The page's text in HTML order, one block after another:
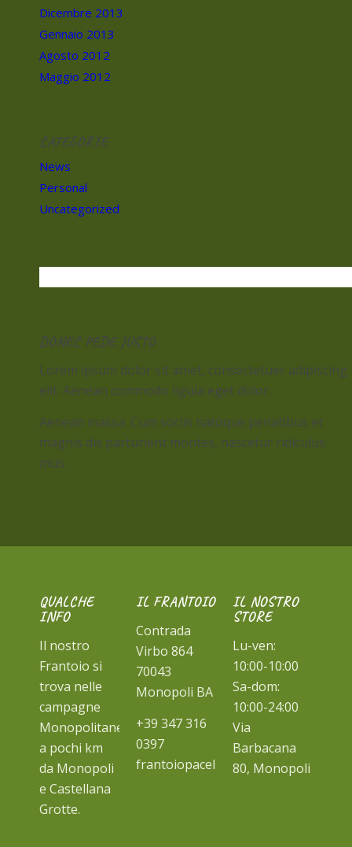
Dicembre 2013
Gennaio 2013
Agosto 2012
Maggio 2012
CATEGORIE
News
Personal
Uncategorized
DONEC PEDE JUSTO
Lorem ipsum dolor sit amet, consectetuer adipiscing
elit. Aenean commodo ligula eget dolor.
Aenean massa. Cum sociis natoque penatibus et
magnis dis parturient montes, nascetur ridiculus
mus.
QUALCHE
INFO
Il nostro
Frantoio si
trova nelle
campagne
Monopolitane
a pochi km
da Monopoli
e Castellana
Grotte.
IL FRANTOIO
Contrada
Virbo 864
70043
Monopoli BA
+39 347 316
0397
frantoiopacello@gmail.com
IL NOSTRO
STORE
Lu-ven:
10:00-10:00
Sa-dom:
10:00-24:00
Via
Barbacana
80, Monopoli